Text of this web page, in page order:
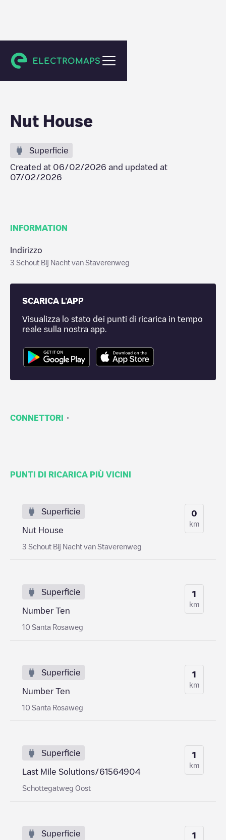
Willemstad
Nut House
Superficie
Created at 06/02/2026 and updated at
07/02/2026
INFORMATION
Indirizzo
3 Schout Bij Nacht van Staverenweg
SCARICA L'APP
Visualizza lo stato dei punti di ricarica in tempo
reale sulla nostra app.
CONNETTORI ·
PUNTI DI RICARICA PIÙ VICINI
Superficie
Nut House
3 Schout Bij Nacht van Staverenweg
0
km
Superficie
Number Ten
10 Santa Rosaweg
1
km
Superficie
Number Ten
10 Santa Rosaweg
1
km
Superficie
Last Mile Solutions/61564904
Schottegatweg Oost
1
km
Superficie 1